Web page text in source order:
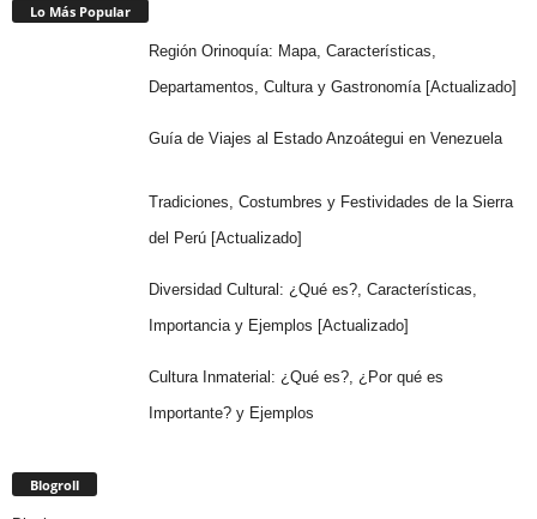
Lo Más Popular
Región Orinoquía: Mapa, Características,
Departamentos, Cultura y Gastronomía [Actualizado]
Guía de Viajes al Estado Anzoátegui en Venezuela
Tradiciones, Costumbres y Festividades de la Sierra
del Perú [Actualizado]
Diversidad Cultural: ¿Qué es?, Características,
Importancia y Ejemplos [Actualizado]
Cultura Inmaterial: ¿Qué es?, ¿Por qué es
Importante? y Ejemplos
Blogroll